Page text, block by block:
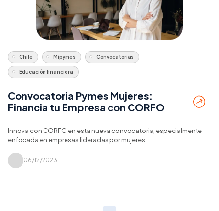
Chile Mipymes Convocatorias
Educación financiera
Convocatoria Pymes Mujeres:
Financia tu Empresa con CORFO
Innova con CORFO en esta nueva convocatoria, especialmente
enfocada en empresas lideradas por mujeres.
06/12/2023